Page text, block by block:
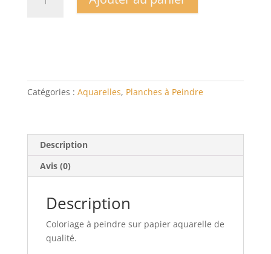
-
forêt
Catégories : Aquarelles, Planches à Peindre
Description
Avis (0)
Description
Coloriage à peindre sur papier aquarelle de
qualité.